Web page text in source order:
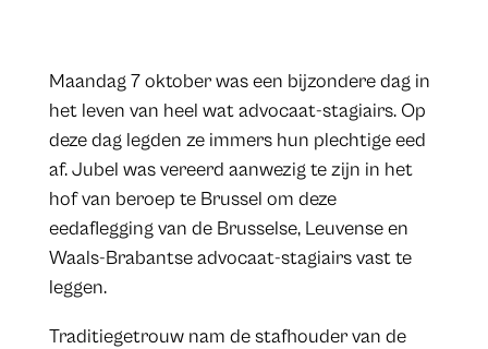
Maandag 7 oktober was een bijzondere dag in
het leven van heel wat advocaat-stagiairs. Op
deze dag legden ze immers hun plechtige eed
af. Jubel was vereerd aanwezig te zijn in het
hof van beroep te Brussel om deze
eedaflegging van de Brusselse, Leuvense en
Waals-Brabantse advocaat-stagiairs vast te
leggen.
Traditiegetrouw nam de stafhouder van de